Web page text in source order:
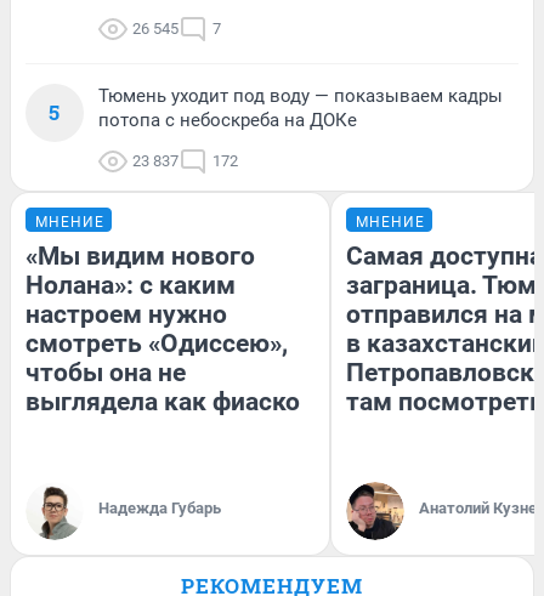
26 545 7
5
Тюмень уходит под воду — показываем кадры
потопа с небоскреба на ДОКе
23 837 172
МНЕНИЕ
«Мы видим нового
Нолана»: с каким
настроем нужно
смотреть «Одиссею»,
чтобы она не
выглядела как фиаско
Надежда Губарь
МНЕНИЕ
Самая
заграница.
отправился на
в
там посмотреть
Анатолий
РЕКОМЕНДУЕМ